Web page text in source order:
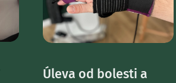
Úleva od bolesti a